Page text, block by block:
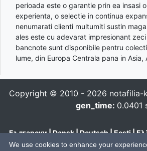
perioada este o garantie prin ea insasi
experienta, o selectie in continua
nenumarati clienti multumiti sustin
ales este cu adevarat impresionant
bancnote sunt disponibile pentru
lume, din Europa Centrala pana in Asia,
Copyright © 2010 - 2026 notafilia-
gen_time: 0.0401
Български|Dansk|Deutsch|Eesti|
Español|Français|Hrvatski|Italiano|
We use cookies to enhance your